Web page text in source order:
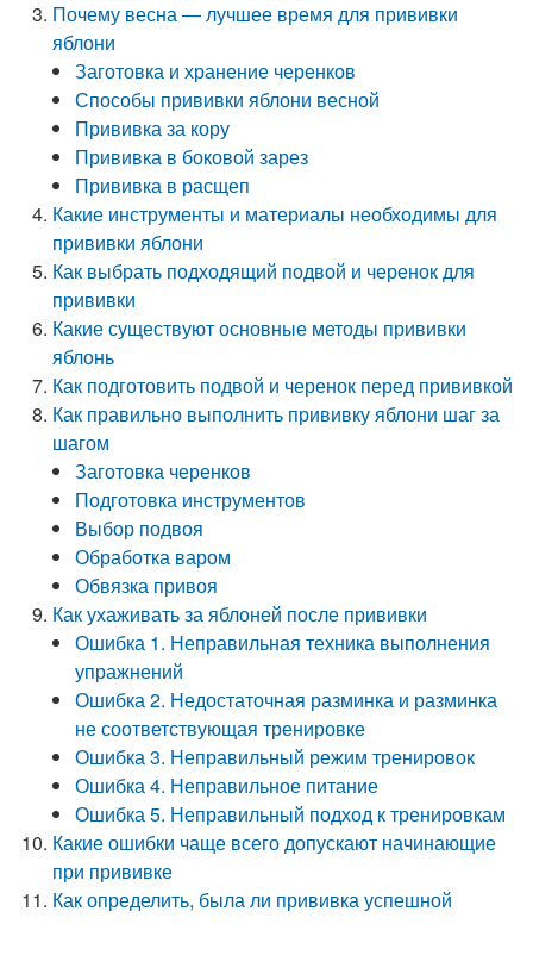
Почему весна — лучшее время для прививки
яблони
Заготовка и хранение черенков
Способы прививки яблони весной
Прививка за кору
Прививка в боковой зарез
Прививка в расщеп
Какие инструменты и материалы необходимы для
прививки яблони
Как выбрать подходящий подвой и черенок для
прививки
Какие существуют основные методы прививки
яблонь
Как подготовить подвой и черенок перед прививкой
Как правильно выполнить прививку яблони шаг за
шагом
Заготовка черенков
Подготовка инструментов
Выбор подвоя
Обработка варом
Обвязка привоя
Как ухаживать за яблоней после прививки
Ошибка 1. Неправильная техника выполнения
упражнений
Ошибка 2. Недостаточная разминка и разминка
не соответствующая тренировке
Ошибка 3. Неправильный режим тренировок
Ошибка 4. Неправильное питание
Ошибка 5. Неправильный подход к тренировкам
Какие ошибки чаще всего допускают начинающие
при прививке
Как определить, была ли прививка успешной